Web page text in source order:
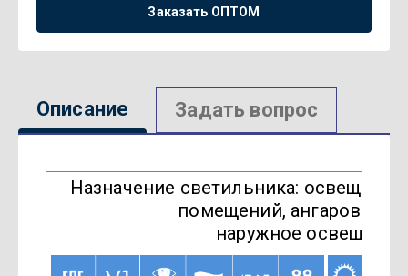
Заказать ОПТОМ
Описание Задать вопрос
Назначение светильника:
помещений, ангаров
наружное освещение